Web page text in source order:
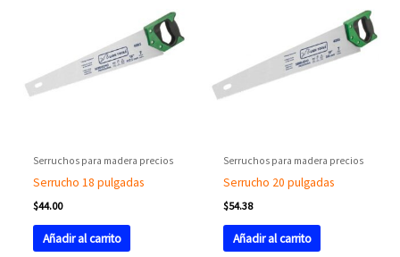
Serruchos para madera precios
Serrucho 18 pulgadas
$44.00
Añadir al carrito
Serruchos para madera precios
Serrucho 20 pulgadas
$54.38
Añadir al carrito